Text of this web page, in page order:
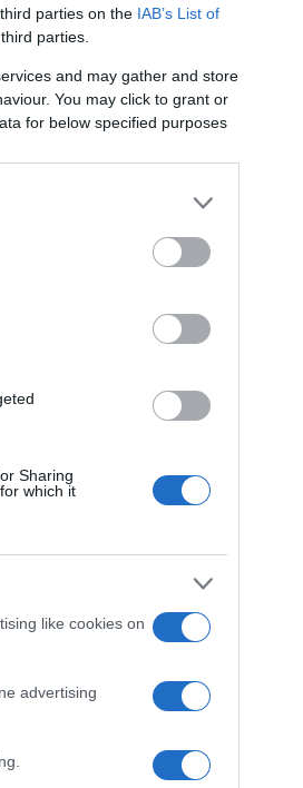
parties on the IAB’s List of
parties.
and may gather and store
You may click to grant or
for below specified purposes
Sharing
which it
like cookies on
advertising
y el
de
llegada
y
de
la